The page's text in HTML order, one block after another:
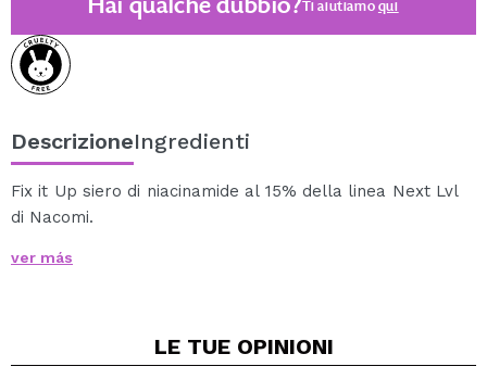
Ti aiutiamoqui
DescrizioneIngredienti
Fix it Up siero di niacinamide al 15% della linea Next Lvl
di Nacomi.
niacinamidi, assorbe efficacemente il grasso in eccesso,
Il pantenolo incluso nella sua composizione accelera la
ver más
LE TUE OPINIONI